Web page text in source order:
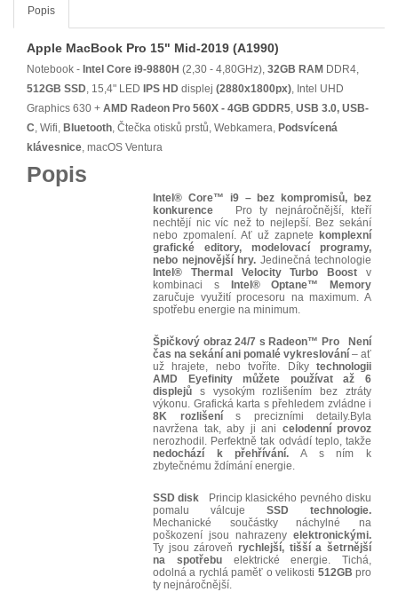
Popis
Apple MacBook Pro 15" Mid-2019 (A1990)
Notebook - Intel Core i9-9880H (2,30 - 4,80GHz), 32GB RAM DDR4,
512GB SSD, 15,4" LED IPS HD displej (2880x1800px), Intel UHD
Graphics 630 + AMD Radeon Pro 560X - 4GB GDDR5, USB 3.0, USB-
C, Wifi, Bluetooth, Čtečka otisků prstů, Webkamera, Podsvícená
klávesnice, macOS Ventura
Popis
Intel® Core™ i9 – bez kompromisů, bez
konkurence Pro ty nejnáročnější, kteří
nechtějí nic víc než to nejlepší. Bez sekání
nebo zpomalení. Ať už zapnete
komplexní
grafické editory, modelovací programy,
nebo nejnovější hry. Jedinečná technologie
Intel® Thermal Velocity Turbo Boost v
kombinaci s
Intel® Optane™ Memory
zaručuje využití procesoru na maximum. A
spotřebu energie na minimum.
Špičkový obraz 24/7 s Radeon™ Pro
Není
čas na sekání ani pomalé vykreslování – ať
už hrajete, nebo tvoříte. Díky technologii
AMD Eyefinity můžete používat až 6
displejů s vysokým rozlišením bez ztráty
výkonu. Grafická karta s přehledem zvládne i
8K rozlišenís precizními detaily.Byla
navržena tak, aby ji ani celodenní provoz
nerozhodil. Perfektně tak odvádí teplo, takže
nedochází k přehřívání. A s ním k
zbytečnému ždímání energie.
SSD disk Princip klasického pevného disku
pomalu válcuje SSD technologie.
Mechanické součástky náchylné na
poškození jsou nahrazeny elektronickými.
Ty jsou zároveň rychlejší, tišší a šetrnější
na spotřebuelektrické energie. Tichá,
odolná a rychlá paměť o velikosti 512GB pro
ty nejnáročnější.